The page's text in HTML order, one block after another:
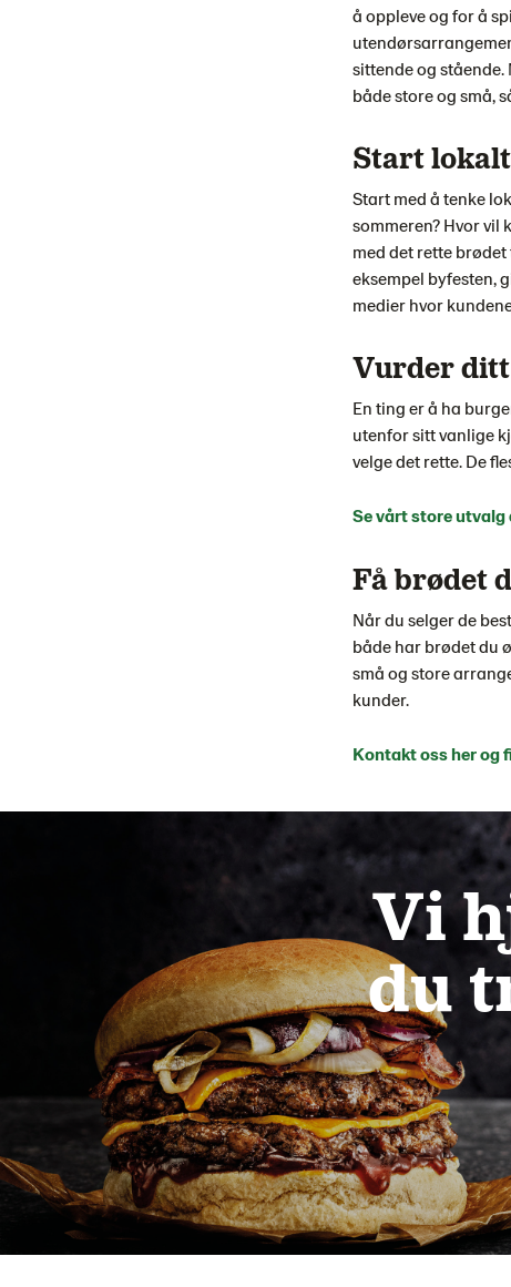
å oppleve og for å
sittende og stående.
både store og små,
Start lokalt
Start med å tenke
sommeren? Hvor vil
med det rette
eksempel byfesten,
medier hvor
Vurder
En ting er å ha
utenfor sitt vanlige
velge det rette. De
Se vårt store utvalg
Få brødet
Når du selger de
både har brødet du
små og store
kunder.
Kontakt oss her og
Vi
du